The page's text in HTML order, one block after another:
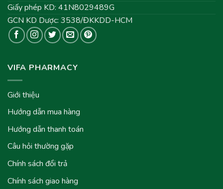
Giấy phép KD: 41N8029489G
GCN KD Dược: 3538/ĐKKDD-HCM
VIFA PHARMACY
Giới thiệu
Hướng dẫn mua hàng
Hướng dẫn thanh toán
Câu hỏi thường gặp
Chính sách đổi trả
Chính sách giao hàng